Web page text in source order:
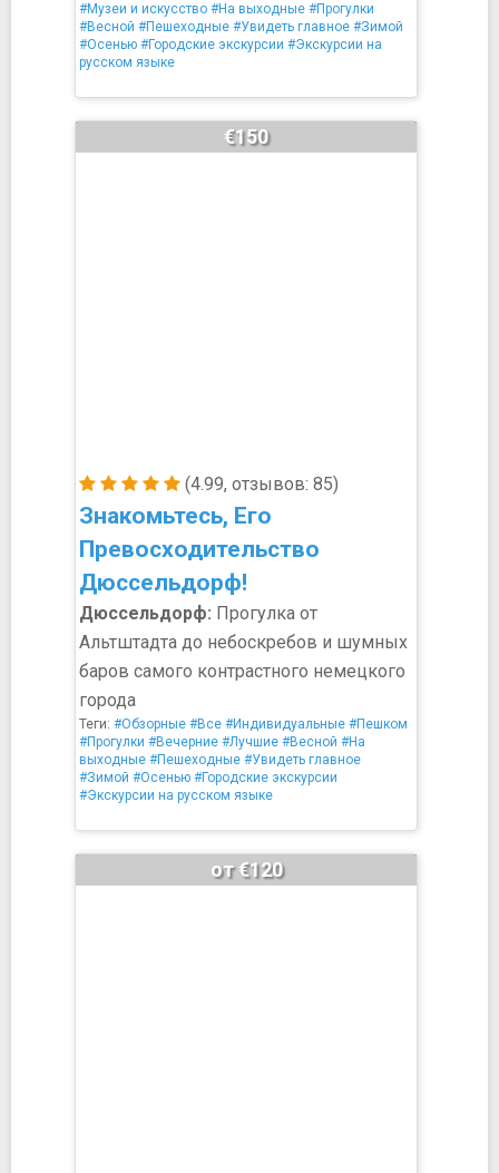
#Музеи и искусство #На выходные #Прогулки
#Весной #Пешеходные #Увидеть главное #Зимой
#Осенью #Городские экскурсии #Экскурсии на
русском языке
(4.99, отзывов: 85)
Знакомьтесь, Его
Превосходительство
Дюссельдорф!
€150
Дюссельдорф: Прогулка от
Альтштадта до небоскребов и шумных
баров самого контрастного немецкого
города
Теги: #Обзорные #Все #Индивидуальные #Пешком
#Прогулки #Вечерние #Лучшие #Весной #На
выходные #Пешеходные #Увидеть главное
#Зимой #Осенью #Городские экскурсии
#Экскурсии на русском языке
от €120